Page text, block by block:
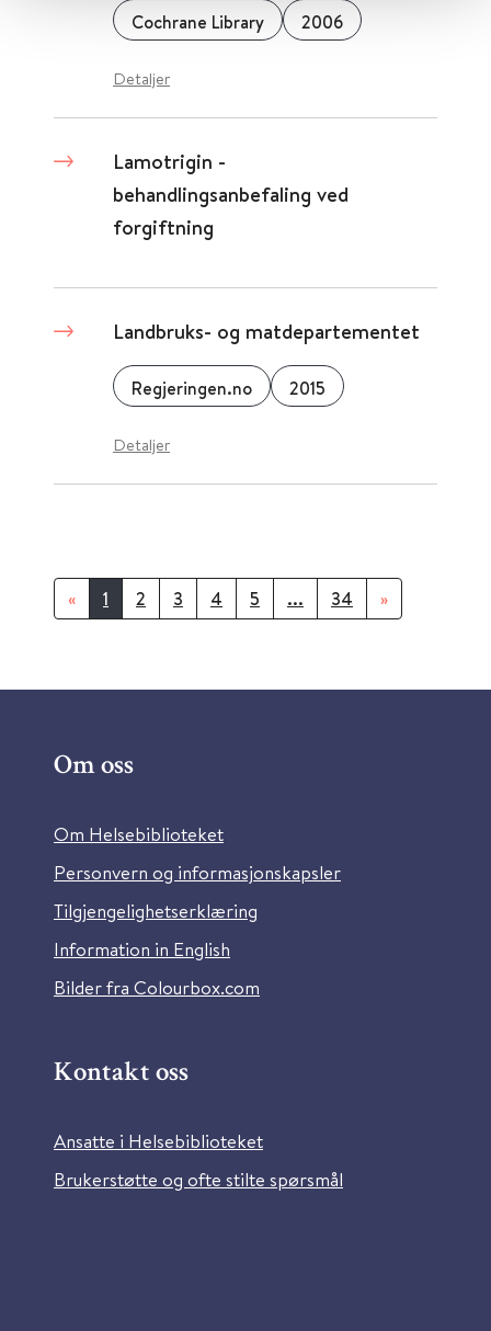
Cochrane Library 2006
Detaljer
Lamotrigin -
behandlingsanbefaling ved
forgiftning
Landbruks- og matdepartementet
Regjeringen.no 2015
Detaljer
« 1 2 3 4 5 ... 34 »
Om oss
Om Helsebiblioteket
Personvern og informasjonskapsler
Tilgjengelighetserklæring
Information in English
Bilder fra Colourbox.com
Kontakt oss
Ansatte i Helsebiblioteket
Brukerstøtte og ofte stilte spørsmål